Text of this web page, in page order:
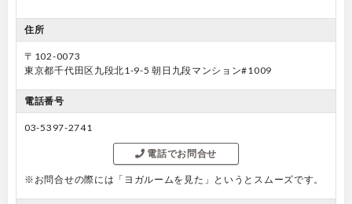
住所
〒102-0073
東京都千代田区九段北1-9-5 朝日九段マンション#1009
電話番号
03-5397-2741
電話でお問合せ
※お問合せの際には「ヨガルームを見た」というとスムーズです。